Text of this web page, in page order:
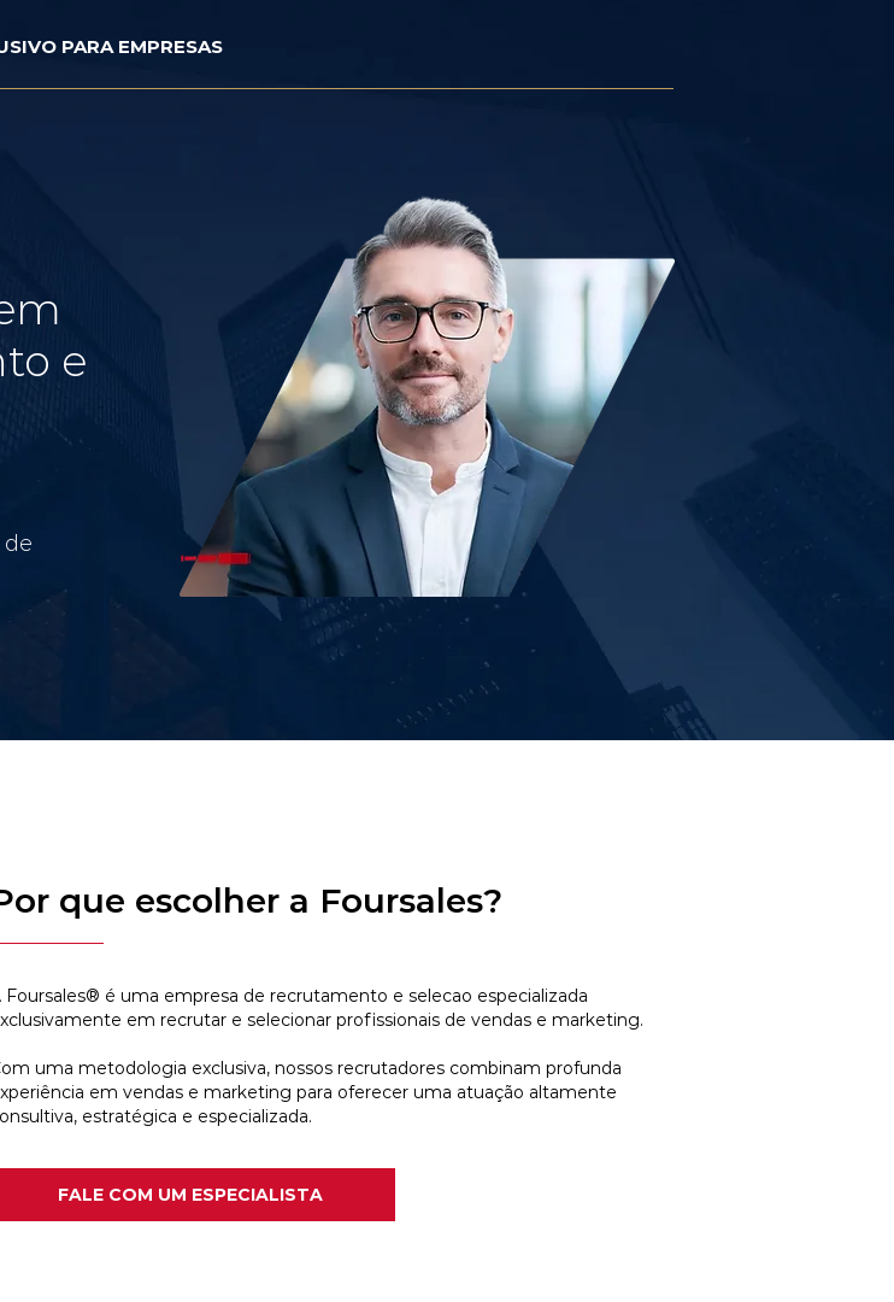
PARA EMPRESAS
e
que escolher a Foursales?
Foursales® é uma empresa de recrutamento e selecao especializada
em recrutar e selecionar profissionais de vendas e marketing.
uma metodologia exclusiva, nossos recrutadores combinam profunda
em vendas e marketing para oferecer uma atuação altamente
estratégica e especializada.
FALE COM UM ESPECIALISTA